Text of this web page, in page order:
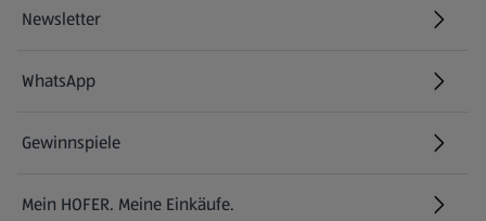
Newsletter
WhatsApp
Gewinnspiele
Mein HOFER. Meine Einkäufe.